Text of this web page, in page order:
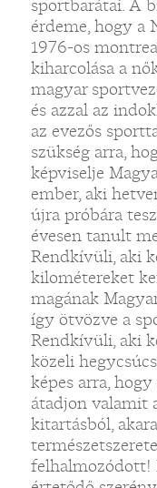
sportbarátai. A
érdeme, hogy a
1976-os
kiharcolása a
magyar
és azzal az
az evezős
szükség arra,
képviselje
ember, aki
újra próbára
évesen tanult
Rendkívüli, aki
kilométereket
magának
így ötvözve a
Rendkívüli, aki
közeli
képes arra,
átadjon valamit
kitartásból,
felhalmozódott!